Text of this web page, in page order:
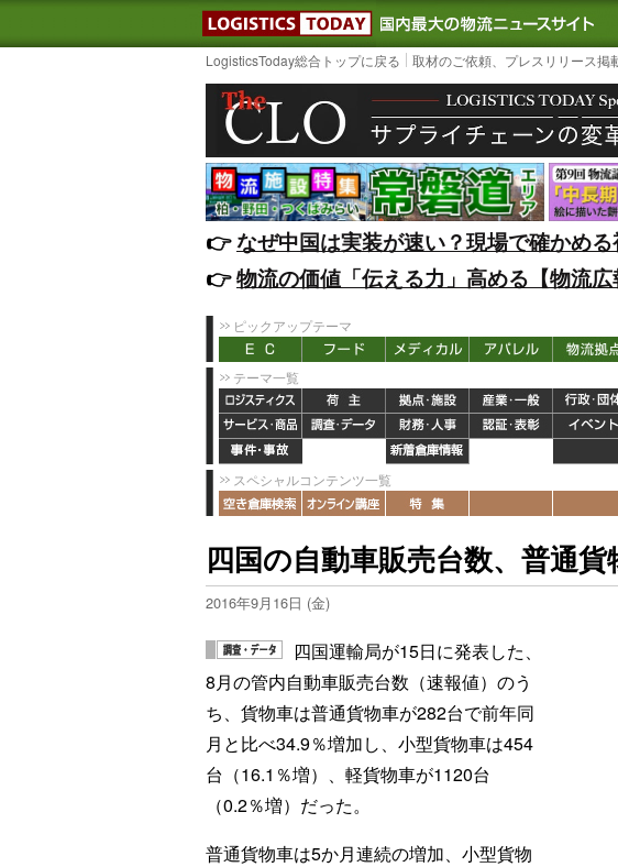
LOGISTICS TODAY｜国内最
LogisticsToday総合トップに戻る 取材のご依頼、プレスリリース掲
👉️なぜ中国は実装が速い？現場で確かめ
👉️物流の価値「伝える力」高める【物流
ピックアップテーマ
テーマ一覧
スペシャルコンテンツ一覧
四国の自動車販売台数、普通貨
2016年9月16日 (金)
四国運輸局が15日に発表した、
8月の管内自動車販売台数（速報値）のう
ち、貨物車は普通貨物車が282台で前年同
月と比べ34.9％増加し、小型貨物車は454
台（16.1％増）、軽貨物車が1120台
（0.2％増）だった。
普通貨物車は5か月連続の増加、小型貨物